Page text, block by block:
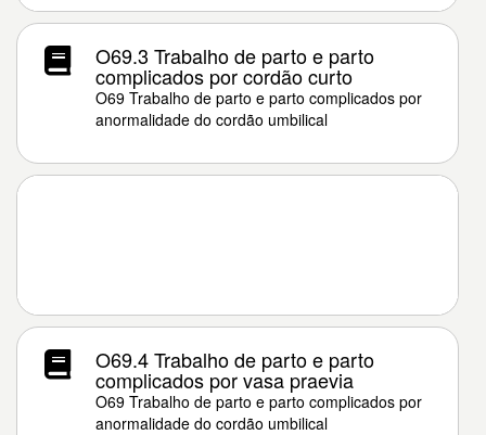
O69.3 Trabalho de parto e parto
complicados por cordão curto
O69 Trabalho de parto e parto complicados por
anormalidade do cordão umbilical
O69.4 Trabalho de parto e parto
complicados por vasa praevia
O69 Trabalho de parto e parto complicados por
anormalidade do cordão umbilical